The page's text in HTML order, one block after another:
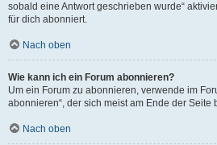
sobald eine Antwort geschrieben wurde“
für dich abonniert.
Nach oben
Wie kann ich ein Forum abonnieren?
Um ein Forum zu abonnieren, verwende im
abonnieren“, der sich meist am Ende der Seite
Nach oben